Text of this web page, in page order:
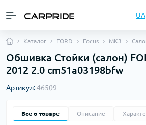
UA
Каталог FORD Focus MK3
Обшивка Стойки (салон)
2012 2.0 cm51a03198bfw
Артикул:46509
Все о товаре Описание